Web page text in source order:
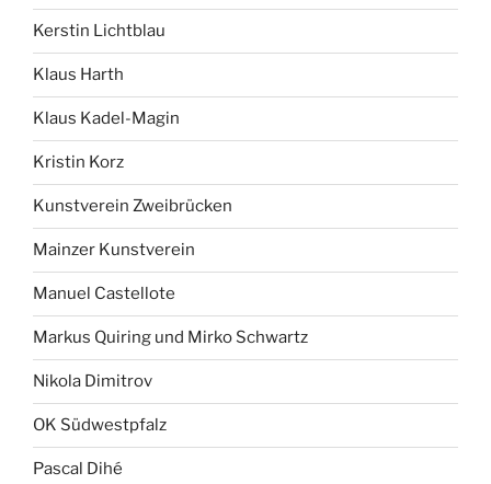
Kerstin Lichtblau
Klaus Harth
Klaus Kadel-Magin
Kristin Korz
Kunstverein Zweibrücken
Mainzer Kunstverein
Manuel Castellote
Markus Quiring und Mirko Schwartz
Nikola Dimitrov
OK Südwestpfalz
Pascal Dihé